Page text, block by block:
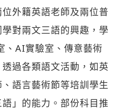
外籍英語老師及兩位普
對兩文三語的興趣，學
、AI實驗室、傳意藝術
過各類語文活動，如英
語言藝術節等培訓學生
」的能力。部份科目推